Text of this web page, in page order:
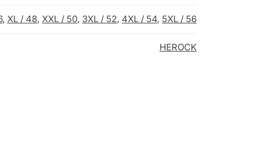
, XL / 48, XXL / 50, 3XL / 52, 4XL / 54, 5XL / 56
HEROCK